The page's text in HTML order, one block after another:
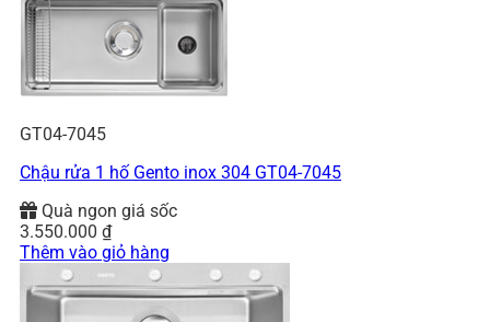
GT04-7045
Chậu rửa 1 hố Gento inox 304 GT04-7045
Quà ngon giá sốc
3.550.000 ₫
Thêm vào giỏ hàng